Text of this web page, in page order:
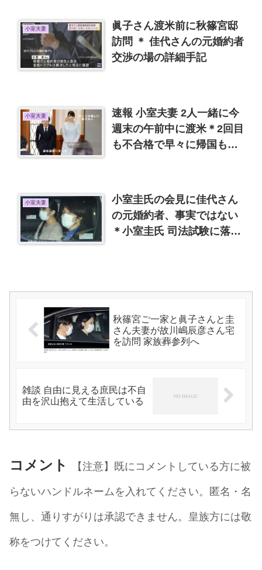
小室夫妻
眞子さん渡米前に秋篠宮邸
訪問 ＊ 佳代さんの元婚約者
交渉の場の詳細手記
小室夫妻
速報 小室夫妻 2人一緒に今
週末の午前中に渡米＊2回目
も不合格で早々に帰国も想
小室夫妻
小室圭氏の会見に佳代さん
の元婚約者、事実ではない
＊小室圭氏 司法試験に落ち
秋篠宮ご一家と眞子さんと圭
さん夫妻が故川嶋辰彦さん宅
を訪問 家族葬参列へ
雑談 自由に見える庶民は不自
由を沢山抱えて生活している
コメント
【注意】既にコメントしている方に被
らないハンドルネームを入れてください。匿名・名
無し、通りすがりは承認できません。皇族方には敬
称をつけてください。